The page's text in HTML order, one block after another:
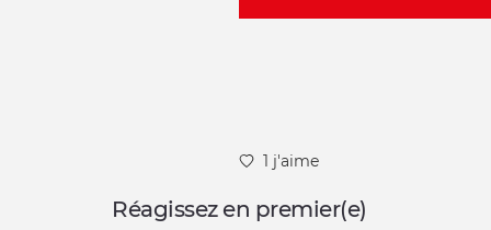
1 j'aime
Réagissez en premier(e)